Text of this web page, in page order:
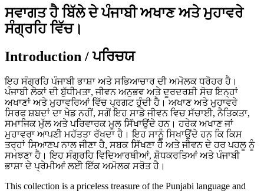
ਸਵਾਗਤ ਹੈ ਬਿੱਲੇ ਦੇ ਪੰਜਾਬੀ ਅਖਾਣ ਅਤੇ ਮੁਹਾਵਰੇ
ਸੰਗ੍ਰਹਿ ਵਿੱਚ।
Introduction / ਪਰਿਚਯ
ਇਹ ਸੰਗ੍ਰਹਿ ਪੰਜਾਬੀ ਭਾਸ਼ਾ ਅਤੇ ਸਭਿਆਚਾਰ ਦੀ ਅਮੋਲਕ ਧਰੋਹਰ ਹੈ।
ਪੰਜਾਬੀ ਲੋਕਾਂ ਦੀ ਬੁੱਧੀਮਤਾ, ਜੀਵਨ ਅਨੁਭਵ ਅਤੇ ਦੂਰਦਰਸ਼ੀ ਸੋਚ ਇਨ੍ਹਾਂ
ਅਖਾਣਾਂ ਅਤੇ ਮੁਹਾਵਰਿਆਂ ਵਿੱਚ ਪ੍ਰਗਟ ਹੁੰਦੀ ਹੈ। ਅਖਾਣ ਅਤੇ ਮੁਹਾਵਰੇ
ਸਿਰਫ ਸ਼ਬਦਾਂ ਦਾ ਖੇਡ ਨਹੀਂ, ਸਗੋਂ ਇਹ ਸਾਡੇ ਜੀਵਨ ਵਿਚ ਸੱਚਾਈ, ਨੈਤਿਕਤਾ,
ਸਮਾਜਿਕ ਮੁੱਲ ਅਤੇ ਪਰਿਵਾਰਕ ਮੂਲ ਸਿੱਖਾਉਂਦੇ ਹਨ। ਹਰੇਕ ਅਖਾਣ ਜਾਂ
ਮੁਹਾਵਰਾ ਆਪਣੀ ਮਹੱਤਤਾ ਰੱਖਦਾ ਹੈ। ਇਹ ਸਾਨੂੰ ਸਿਖਾਉਂਦੇ ਹਨ ਕਿ ਕਿਸ
ਤਰ੍ਹਾਂ ਸਿਆਣਪ ਨਾਲ ਜੀਣਾ ਹੈ, ਸਬਕ ਸਿੱਖਣਾ ਹੈ ਅਤੇ ਜੀਵਨ ਦੇ ਹਰ ਪਹਲੂ ਨੂੰ
ਸਮਝਣਾ ਹੈ। ਇਹ ਸੰਗ੍ਰਹਿ ਵਿਦਿਆਰਥੀਆਂ, ਸ਼ੋਧਕਰਤਿਆਂ ਅਤੇ ਪੰਜਾਬੀ
ਭਾਸ਼ਾ ਦੇ ਪ੍ਰੇਮੀਆਂ ਲਈ ਇੱਕ ਅਮੋਲਕ ਸਰੋਤ ਹੈ।
This collection is a priceless treasure of the Punjabi language and